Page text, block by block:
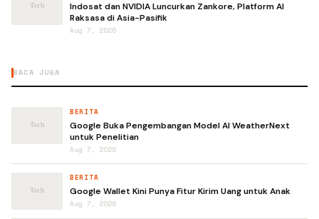
Indosat dan NVIDIA Luncurkan Zankore, Platform AI
Raksasa di Asia-Pasifik
Aug 7, 2026
BACA JUGA
BERITA
Google Buka Pengembangan Model AI WeatherNext
untuk Penelitian
Aug 7, 2026
BERITA
Google Wallet Kini Punya Fitur Kirim Uang untuk Anak
Aug 7, 2026